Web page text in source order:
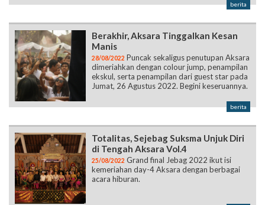
berita
Berakhir, Aksara Tinggalkan Kesan
Manis
28/08/2022 Puncak sekaligus penutupan Aksara
dimeriahkan dengan colour jump, penampilan
ekskul, serta penampilan dari guest star pada
Jumat, 26 Agustus 2022. Begini keseruannya.
berita
Totalitas, Sejebag Suksma Unjuk Diri
di Tengah Aksara Vol.4
25/08/2022 Grand final Jebag 2022 ikut isi
kemeriahan day-4 Aksara dengan berbagai
acara hiburan.